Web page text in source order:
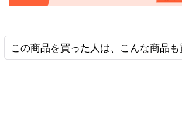
この商品を買った人は、こんな商品